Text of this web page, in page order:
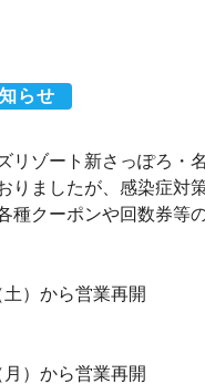
らせ
リゾート新さっぽろ・
りましたが、感染症対
種クーポンや回数券等
土）から営業再開
月）から営業再開